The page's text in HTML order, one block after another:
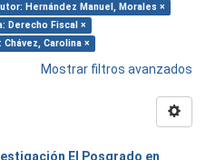
Hernández Manuel, Morales ×
Derecho Fiscal ×
Chávez, Carolina ×
Mostrar filtros avanzados
El Posgrado en